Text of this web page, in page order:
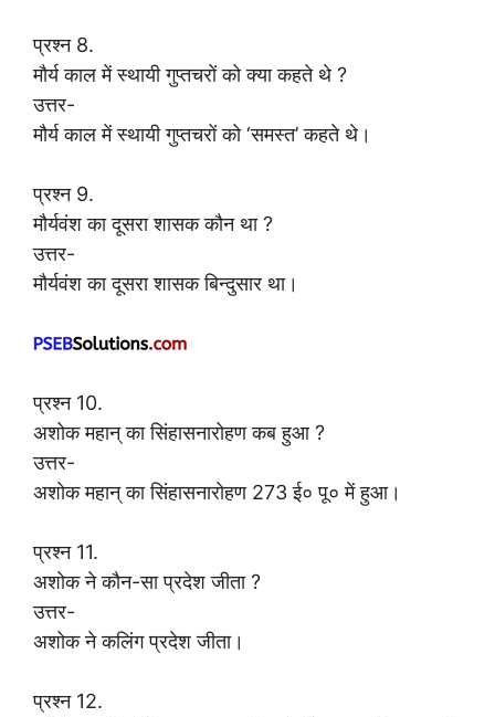
प्रश्न 8.
मौर्य काल में स्थायी गुप्तचरों को क्या कहते थे ?
उत्तर-
मौर्य काल में स्थायी गुप्तचरों को ‘समस्त’ कहते थे।
प्रश्न 9.
मौर्यवंश का दूसरा शासक कौन था ?
उत्तर-
मौर्यवंश का दूसरा शासक बिन्दुसार था।
प्रश्न 10.
अशोक महान् का सिंहासनारोहण कब हुआ ?
उत्तर-
अशोक महान् का सिंहासनारोहण 273 ई० पू० में हुआ।
प्रश्न 11.
अशोक ने कौन-सा प्रदेश जीता ?
उत्तर-
अशोक ने कलिंग प्रदेश जीता।
प्रश्न 12.